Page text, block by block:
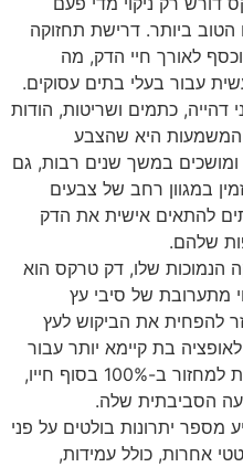
הטוב ביותר. דרישת תחזוקה
לאורך חיי הדק, מה
עבור בעלי בתים עסוקים.
כתמים ושריטות, הודות
המשמעות היא שהצבע
במשך שנים רבות, גם
במגוון רחב של צבעים
להתאים אישית את הדק
שלהם.
הנמוכות שלו, דק טרקס הוא
מתערובת של סיבי עץ
להפחית את הביקוש לעץ
בת קיימא יותר עבור
פרויקטי דק. מרפסות טרקס ניתנות למחזור ב-100% בסוף חייו,
הסביבתית שלה.
מספר יתרונות בולטים על פני
אחרות, כולל עמידות,